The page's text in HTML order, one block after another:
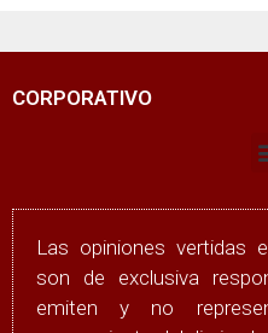
CORPORATIVO
Las opiniones vertidas
son de exclusiva
emiten y no